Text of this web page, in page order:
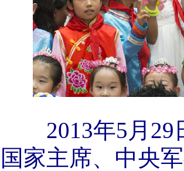
2013年5月29
国家主席、中央